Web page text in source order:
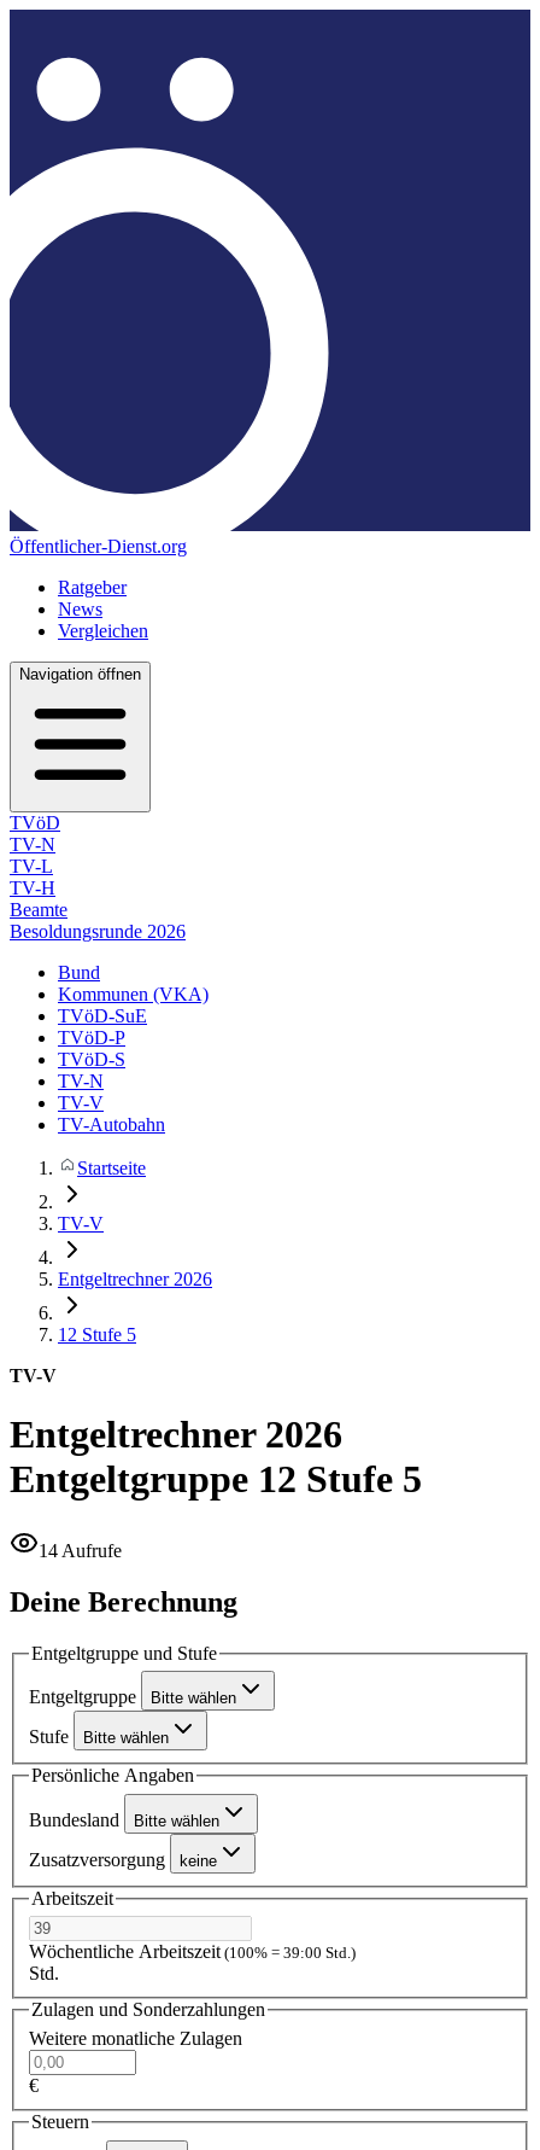
Öffentlicher-Dienst.org
Ratgeber
News
Vergleichen
Navigation öffnen
TVöD
TV-N
TV-L
TV-H
Beamte
Besoldungsrunde 2026
Bund
Kommunen (VKA)
TVöD-SuE
TVöD-P
TVöD-S
TV-N
TV-V
TV-Autobahn
Startseite
TV-V
Entgeltrechner 2026
12 Stufe 5
TV-V
Entgeltrechner 2026
Entgeltgruppe 12 Stufe 5
14 Aufrufe
Deine Berechnung
Entgeltgruppe und Stufe
Entgeltgruppe Bitte wählen
Stufe Bitte wählen
Persönliche Angaben
Bundesland Bitte wählen
Zusatzversorgung keine
Arbeitszeit
Wöchentliche Arbeitszeit(100% = 39:00 Std.)
Std.
Zulagen und Sonderzahlungen
Weitere monatliche Zulagen
€
Steuern